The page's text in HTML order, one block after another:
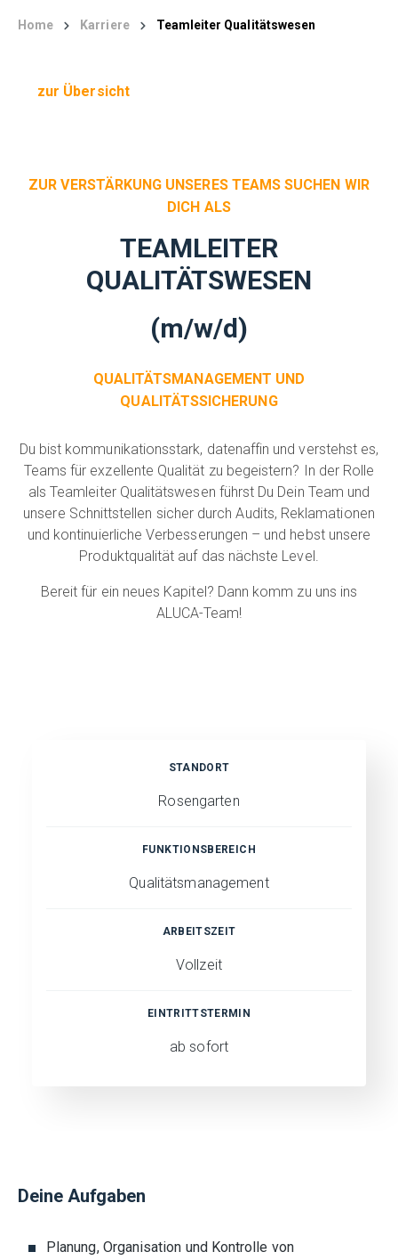
Home Karriere Teamleiter Qualitätswesen
zur Übersicht
ZUR VERSTÄRKUNG UNSERES TEAMS SUCHEN WIR
DICH ALS
TEAMLEITER
QUALITÄTSWESEN
(m/w/d)
QUALITÄTSMANAGEMENT UND
QUALITÄTSSICHERUNG
Du bist kommunikationsstark, datenaffin und verstehst es,
Teams für exzellente Qualität zu begeistern? In der Rolle
als Teamleiter Qualitätswesen führst Du Dein Team und
unsere Schnittstellen sicher durch Audits, Reklamationen
und kontinuierliche Verbesserungen – und hebst unsere
Produktqualität auf das nächste Level.
Bereit für ein neues Kapitel? Dann komm zu uns ins
ALUCA-Team!
STANDORT
Rosengarten
FUNKTIONSBEREICH
Qualitätsmanagement
ARBEITSZEIT
Vollzeit
EINTRITTSTERMIN
ab sofort
Deine Aufgaben
Planung, Organisation und Kontrolle von